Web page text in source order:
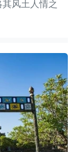
风土人情之